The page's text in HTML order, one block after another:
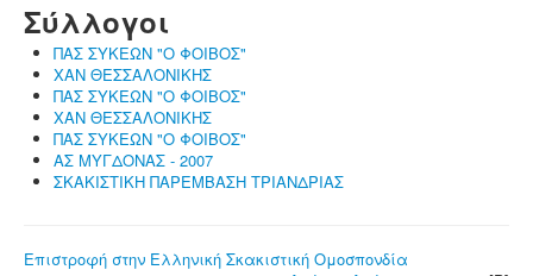
Σύλλογοι
ΠΑΣ ΣΥΚΕΩΝ "Ο ΦΟΙΒΟΣ"
ΧΑΝ ΘΕΣΣΑΛΟΝΙΚΗΣ
ΠΑΣ ΣΥΚΕΩΝ "Ο ΦΟΙΒΟΣ"
ΧΑΝ ΘΕΣΣΑΛΟΝΙΚΗΣ
ΠΑΣ ΣΥΚΕΩΝ "Ο ΦΟΙΒΟΣ"
ΑΣ ΜΥΓΔΟΝΑΣ - 2007
ΣΚΑΚΙΣΤΙΚΗ ΠΑΡΕΜΒΑΣΗ ΤΡΙΑΝΔΡΙΑΣ
Επιστροφή στην Ελληνική Σκακιστική Ομοσπονδία